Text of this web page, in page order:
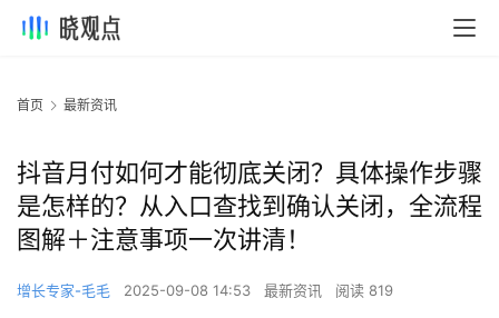
首页 最新资讯
抖音月付如何才能彻底关闭？具体操作步骤
是怎样的？从入口查找到确认关闭，全流程
图解＋注意事项一次讲清！
增长专家-毛毛 2025-09-08 14:53 最新资讯 阅读 819